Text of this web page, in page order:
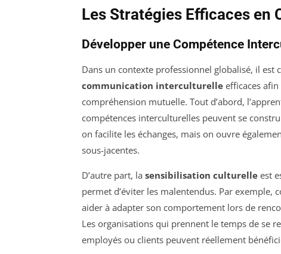
Les Stratégies Efficaces
Développer une Compétence
Dans un contexte professionnel globalisé, il est
communication interculturelle efficaces
compréhension mutuelle. Tout d’abord,
compétences interculturelles peuvent se
on facilite les échanges, mais on ouvre
sous-jacentes.
D’autre part, la sensibilisation culturelle est
permet d’éviter les malentendus. Par exemple,
aider à adapter son comportement lors de
Les organisations qui prennent le temps de se
employés ou clients peuvent réellement